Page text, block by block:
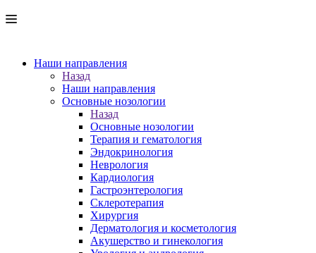
Наши направления
Назад
Наши направления
Основные нозологии
Назад
Основные нозологии
Терапия и гематология
Эндокринология
Неврология
Кардиология
Гастроэнтерология
Склеротерапия
Хирургия
Дерматология и косметология
Акушерство и гинекология